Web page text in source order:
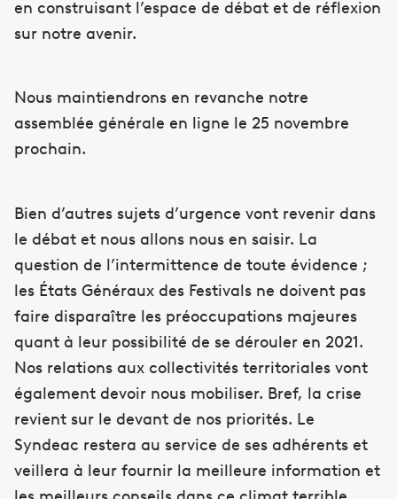
en construisant l’espace de débat et de réflexion
sur notre avenir.
Nous maintiendrons en revanche notre
assemblée générale en ligne le 25 novembre
prochain.
Bien d’autres sujets d’urgence vont revenir dans
le débat et nous allons nous en saisir. La
question de l’intermittence de toute évidence ;
les États Généraux des Festivals ne doivent pas
faire disparaître les préoccupations majeures
quant à leur possibilité de se dérouler en 2021.
Nos relations aux collectivités territoriales vont
également devoir nous mobiliser. Bref, la crise
revient sur le devant de nos priorités. Le
Syndeac restera au service de ses adhérents et
veillera à leur fournir la meilleure information et